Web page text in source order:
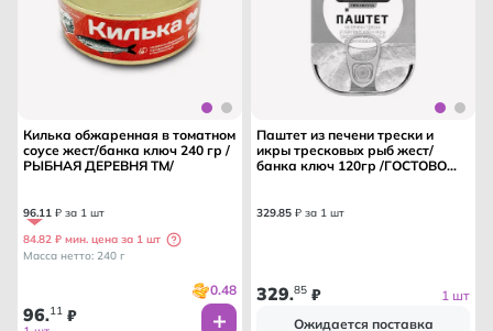
Килька обжаренная в томатном
соусе жест/банка ключ 240 гр /
РЫБНАЯ ДЕРЕВНЯ ТМ/
96.11 ₽ за 1 шт
84.82 ₽ мин. цена за 1 шт
Масса нетто: 240 г
0.48
96.11 ₽
Паштет из печени трески и
икры тресковых рыб жест/
банка ключ 120гр /ГОСТОВО
329.85 ₽ за 1 шт
329.85 ₽
1 шт
Ожидается поставка